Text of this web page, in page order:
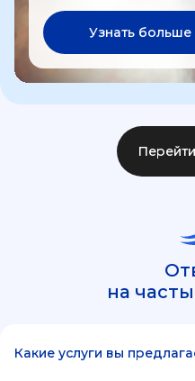
Узнать больше
на
Какие услуги вы